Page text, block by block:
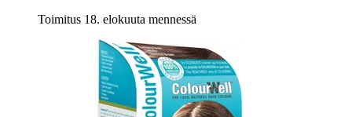
Toimitus 18. elokuuta mennessä